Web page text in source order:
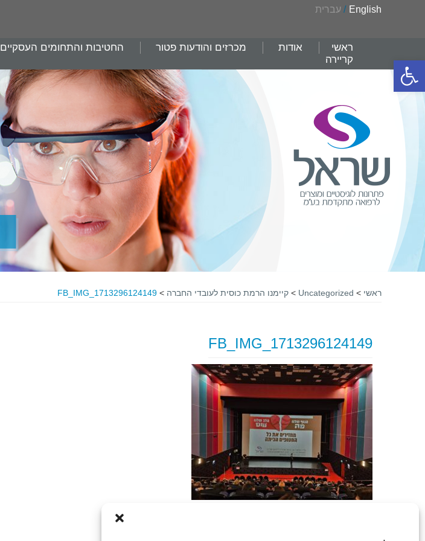
פתח סרגל נגישות
English
/ עברית
ראשי אודות מכרזים והודעות פטור החטיבות והתחומים העסקיים
קריירה
ראשי >
Uncategorized
> קיימנו הרמת כוסית לעובדי החברה >
FB_IMG_1713296124149
FB_IMG_1713296124149